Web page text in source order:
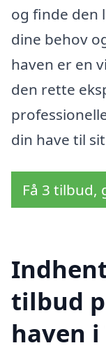
og finde den
dine behov
haven er en
den rette
din have til
Få 3
tilbud
haven